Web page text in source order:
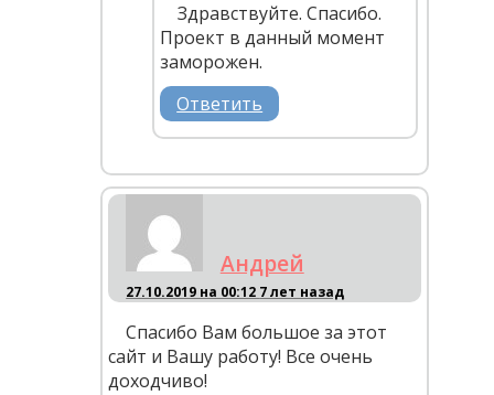
Здравствуйте. Спасибо.
Проект в данный момент
заморожен.
Ответить
Андрей
27.10.2019 на 00:12 7 лет назад
Спасибо Вам большое за этот
сайт и Вашу работу! Все очень
доходчиво!